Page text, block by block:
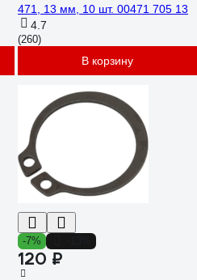
471, 13 мм, 10 шт. 00471 705 13
4.7
(260)
В корзину
-7%
120 ₽